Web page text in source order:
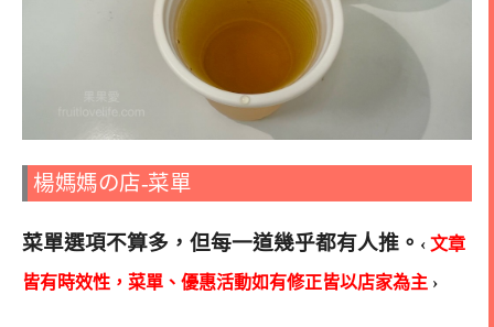
楊媽媽の店-菜單
菜單選項不算多，但每一道幾乎都有人推 。 ‹ 文章
皆有時效性，菜單、優惠活動如有修正皆以店家為主 ›